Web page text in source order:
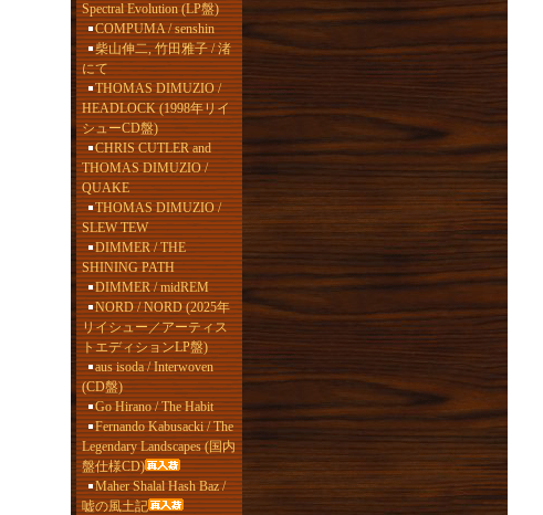
Spectral Evolution (LP盤)
COMPUMA / senshin
柴山伸二, 竹田雅子 / 渚
にて
THOMAS DIMUZIO /
HEADLOCK (1998年リイ
シューCD盤)
CHRIS CUTLER and
THOMAS DIMUZIO /
QUAKE
THOMAS DIMUZIO /
SLEW TEW
DIMMER / THE
SHINING PATH
DIMMER / midREM
NORD / NORD (2025年
リイシュー／アーティス
トエディションLP盤)
aus isoda / Interwoven
(CD盤)
Go Hirano / The Habit
Fernando Kabusacki / The
Legendary Landscapes (国内
盤仕様CD)
Maher Shalal Hash Baz /
嘘の風土記